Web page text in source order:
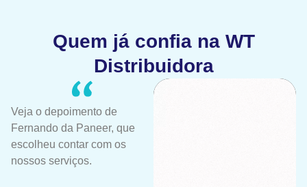
Quem já confia na WT
Distribuidora
Veja o depoimento de
Fernando da Paneer, que
escolheu contar com os
nossos serviços.